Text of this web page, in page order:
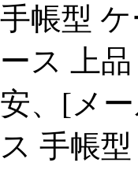
手帳型
ース 上
安、[メ
ス 手帳